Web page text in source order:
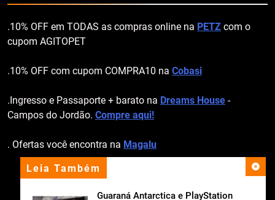
Leia Também
Guaraná Antarctica e PlayStation
.10% OFF em TODAS as compras online na PETZ com o
cupom AGITOPET
.10% OFF com cupom COMPRA10 na Cobasi
.Ingresso e Passaporte + barato na Dreams House -
Campos do Jordão. Compre aqui!
. Ofertas você encontra na Magalu
apoio institucional